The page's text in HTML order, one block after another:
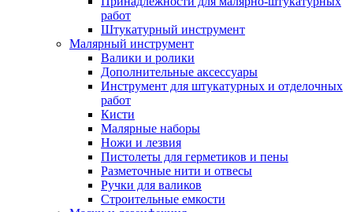
работ
Штукатурный инструмент
Малярный инструмент
Валики и ролики
Дополнительные аксессуары
Инструмент для штукатурных и отделочных
работ
Кисти
Малярные наборы
Ножи и лезвия
Пистолеты для герметиков и пены
Разметочные нити и отвесы
Ручки для валиков
Строительные емкости